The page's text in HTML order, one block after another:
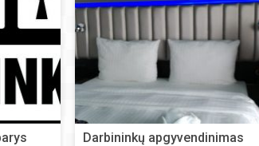
Darbininkų apgyvendinimas